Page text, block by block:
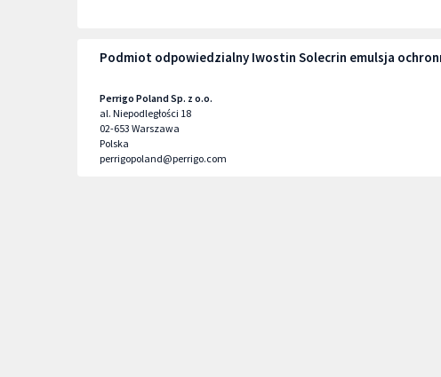
Podmiot odpowiedzialny Iwostin Solecrin emulsja
Perrigo Poland Sp. z o.o.
al. Niepodległości 18
02-653 Warszawa
Polska
perrigopoland@perrigo.com